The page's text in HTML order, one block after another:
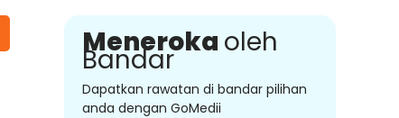
Meneroka oleh
Bandar
Dapatkan rawatan di bandar pilihan
anda dengan GoMedii